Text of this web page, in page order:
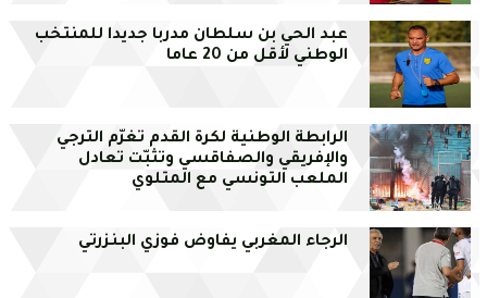
عبد الحي بن سلطان مدربا جديدا للمنتخب
الوطني لأقل من 20 عاما
الرابطة الوطنية لكرة القدم تغرّم الترجي
والإفريقي والصفاقسي وتثبّت تعادل
الملعب التونسي مع المتلوي
الرجاء المغربي يفاوض فوزي البنزرتي